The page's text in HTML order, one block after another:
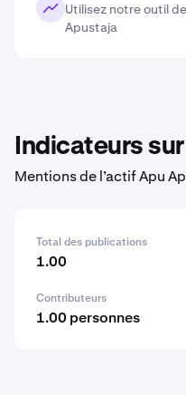
Utilisez notre outil
Apustaja
Indicateurs
Mentions de l’actif Apu
Total des publications
1.00
Contributeurs
1.00 personnes